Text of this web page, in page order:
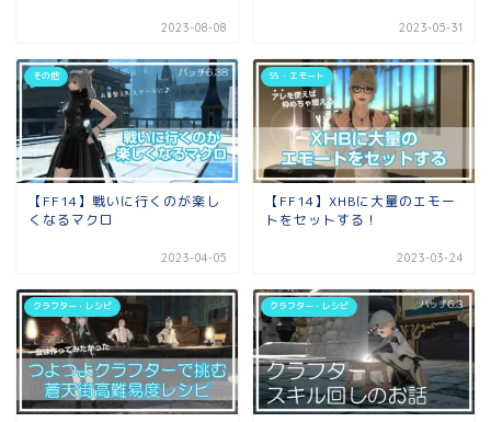
2023-08-08 2023-05-31
その他
【FF14】戦いに行くのが楽し
くなるマクロ
2023-04-05
SS ・エモート
【FF14】XHBに大量のエモー
トをセットする！
2023-03-24
クラフター・レシピ クラフター・レシピ